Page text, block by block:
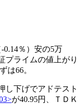
0.14％）安の5万
プライムの値上がり
は66。
し下げでアドテスト
が40.95円、ＴＤＫ